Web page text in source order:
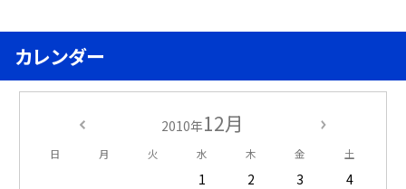
カレンダー
2010年12月
日 月 火 水 木 金 土
1 2 3
4